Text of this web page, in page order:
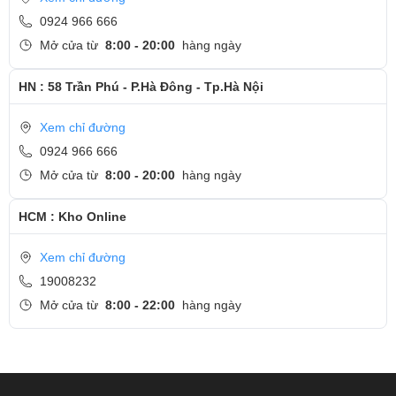
Surface Laptop sẽ không hề tạo ra tiếng ồn, giúp người dùng sẽ có
những trải nghiệm hoàn hảo nhất khi làm việc.
Trong một bước đột phá gây nhiều ngạc nhiên, Microsoft đã vượt
0924 966 666
Mở cửa từ 8:00 - 20:00 hàng ngày
HN : 58 Trần Phú - P.Hà Đông - Tp.Hà Nội
Xem chỉ đường
0924 966 666
Mở cửa từ 8:00 - 20:00 hàng ngày
HCM : Kho Online
Xem chỉ đường
19008232
Mở cửa từ 8:00 - 22:00 hàng ngày